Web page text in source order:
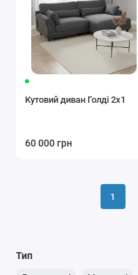
Кутовий диван Голді 2х1
60 000 грн
1
Тип